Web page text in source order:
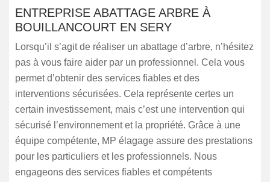
ENTREPRISE ABATTAGE ARBRE À
BOUILLANCOURT EN SERY
Lorsqu’il s’agit de réaliser un abattage d’arbre, n’hésitez
pas à vous faire aider par un professionnel. Cela vous
permet d’obtenir des services fiables et des
interventions sécurisées. Cela représente certes un
certain investissement, mais c’est une intervention qui
sécurisé l’environnement et la propriété. Grâce à une
équipe compétente, MP élagage assure des prestations
pour les particuliers et les professionnels. Nous
engageons des services fiables et compétents